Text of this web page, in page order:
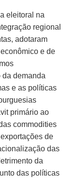
eleitoral na
regional
adotaram
e de
da demanda
e as políticas
primário ao
commodities
de
das
da
das políticas